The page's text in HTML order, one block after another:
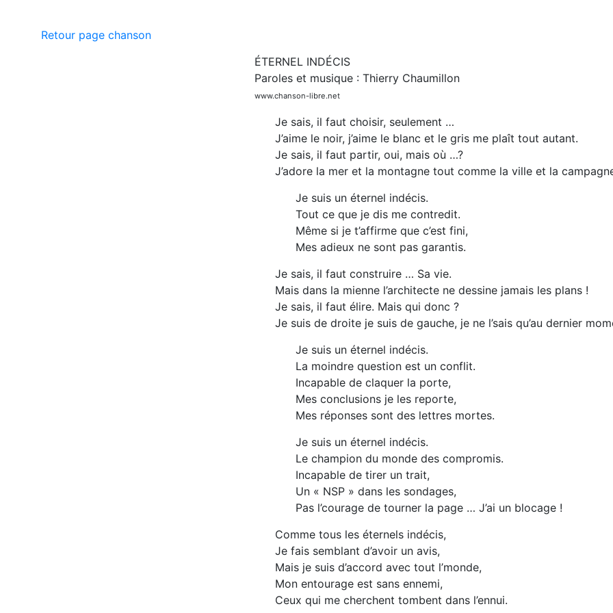
Retour page chanson
ÉTERNEL INDÉCIS
Paroles et musique : Thierry Chaumillon
www.chanson-libre.net
Je sais, il faut choisir, seulement …
J’aime le noir, j’aime le blanc et le gris me plaît tout autant.
Je sais, il faut partir, oui, mais où …?
J’adore la mer et la montagne tout comme la ville et la
Je suis un éternel indécis.
Tout ce que je dis me contredit.
Même si je t’affirme que c’est fini,
Mes adieux ne sont pas garantis.
Je sais, il faut construire … Sa vie.
Mais dans la mienne l’architecte ne dessine jamais les plans !
Je sais, il faut élire. Mais qui donc ?
Je suis de droite je suis de gauche, je ne l’sais qu’au dernier
Je suis un éternel indécis.
La moindre question est un conflit.
Incapable de claquer la porte,
Mes conclusions je les reporte,
Mes réponses sont des lettres mortes.
Je suis un éternel indécis.
Le champion du monde des compromis.
Incapable de tirer un trait,
Un « NSP » dans les sondages,
Pas l’courage de tourner la page … J’ai un blocage !
Comme tous les éternels indécis,
Je fais semblant d’avoir un avis,
Mais je suis d’accord avec tout l’monde,
Mon entourage est sans ennemi,
Ceux qui me cherchent tombent dans l’ennui.